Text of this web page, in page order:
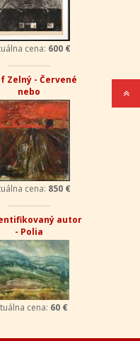
cena: 600 €
Zelný - Červené
nebo
cena: 850 €
autor
- Polia
cena: 60 €